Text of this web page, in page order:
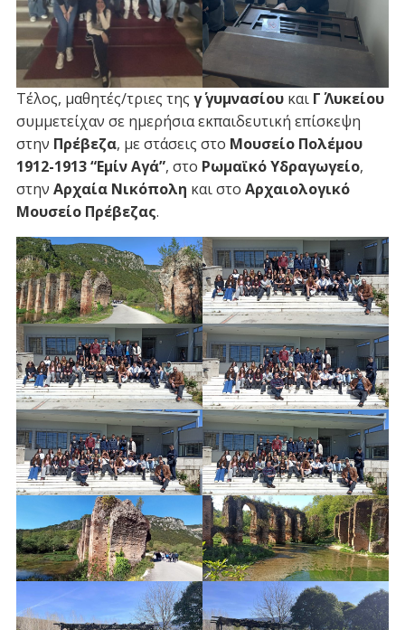
Τέλος, μαθητές/τριες της γ΄ γυμνασίουκαι Γ΄ Λυκείου
συμμετείχαν σε ημερήσια εκπαιδευτική επίσκεψη
στην Πρέβεζα, με στάσεις στο Μουσείο Πολέμου
1912-1913 “Εμίν Αγά”, στο Ρωμαϊκό Υδραγωγείο,
στην Αρχαία Νικόπολη και στο Αρχαιολογικό
Μουσείο Πρέβεζας.